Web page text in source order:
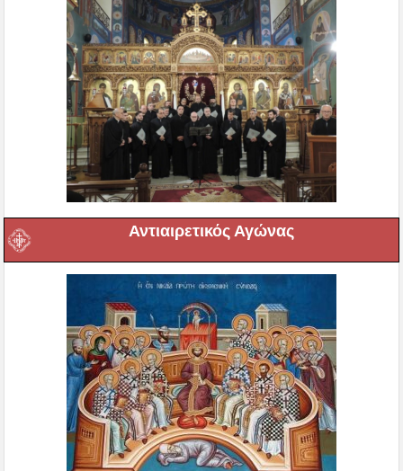
Αντιαιρετικός Αγώνας